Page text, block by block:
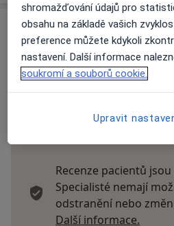
Názory
Přidejte svůj
Recenze pacientů
Specialisté nemají
odstranění nebo
Další informace.
shromažďování údajů pro
obsahu na základě vašich
preference můžete kdykoli
nastavení. Další informace
soukromí a souborů cookie.
Upravit